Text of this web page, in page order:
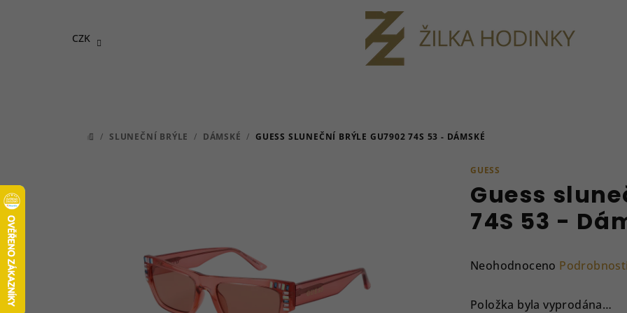
CZK
DOMŮ
/ SLUNEČNÍ BRÝLE / DÁMSKÉ / GUESS SLUNEČNÍ BRÝLE GU7902 74S 53 - DÁMSKÉ
GUESS
Guess
74S 53 -
Průměrné
produktu
Neohodnoceno
Položka byla vyprodána…